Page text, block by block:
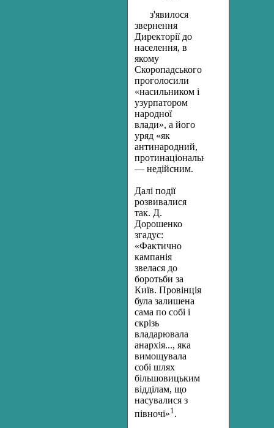
з'явилося
звернення
Директорії до
населення, в
якому
Скоропадсь­кого
проголосили
«насильником і
узурпатором
народної
влади», а його
уряд «як
антинародний,
протинаціональний»
— недійсним.
Далі події
розвивалися
так. Д.
Дорошенко
згадус:
«Фактично
кампанія
звелася до
боротьби за
Київ. Провінція
була залишена
са­ма по собі і
скрізь
владарювала
анархія..., яка
вимощувала
собі шлях
більшовицьким
відділам, що
насувалися з
півночі»1.